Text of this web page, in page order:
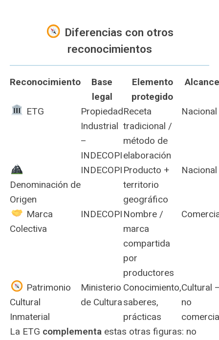
Diferencias con otros
reconocimientos
Reconocimiento
Base
legal
Elemento
protegido
Alcance
️ ETG
Propiedad
Industrial
–
INDECOPI
Receta
tradicional /
método de
elaboración
Nacional
Denominación de
Origen
INDECOPI Producto +
territorio
geográfico
Nacional
Marca
Colectiva
INDECOPI Nombre /
marca
compartida
por
productores
Patrimonio
Cultural
Inmaterial
Ministerio
de Cultura
Conocimiento,
saberes,
prácticas
Cultural
no
La ETG complementa estas otras figuras: no